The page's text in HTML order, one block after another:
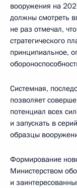
вооружения на
должны смотреть
не раз отмечал,
стратегического
принципиальное,
Системная,
позволяет
потенциал всех
и запускать в
образцы
Формирование
Министерством
и